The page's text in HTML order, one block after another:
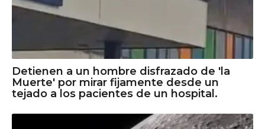
Detienen a un hombre disfrazado de 'la
Muerte' por mirar fijamente desde un
tejado a los pacientes de un hospital.